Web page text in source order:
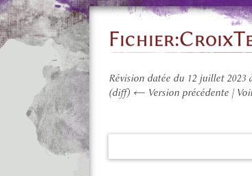
Fichier:
Révision datée du 12 juillet 2023
(diff) ← Version précédente |